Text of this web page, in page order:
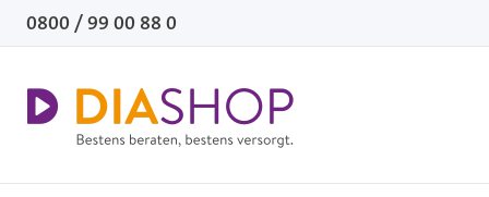
Direkt zum Inhalt
0800 / 99 00 88 0